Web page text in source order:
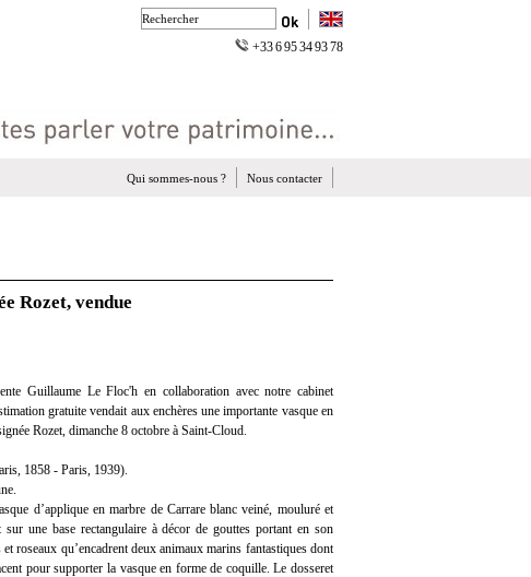
+33 6 95 34 93 78
Nous contacter
Qui sommes-nous ?
Rozet, vendue
Guillaume Le Floc'h en collaboration avec notre cabinet
gratuite vendait aux enchères une importante vasque en
Rozet, dimanche 8 octobre à Saint-Cloud.
1858 - Paris, 1939).
d’applique en marbre de Carrare blanc veiné, mouluré et
sur une base rectangulaire à décor de gouttes portant en son
et roseaux qu’encadrent deux animaux marins fantastiques dont
pour supporter la vasque en forme de coquille. Le dosseret